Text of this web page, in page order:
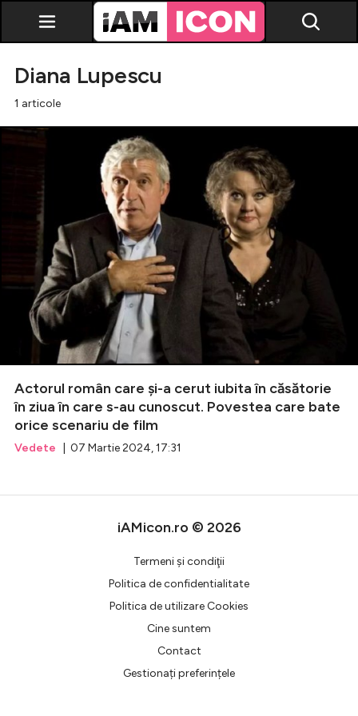
Vedete
Breaking news
Evenimente
Emisiuni TV
Horoscop
Lifestyle
Celebrități
Breaking News
Creează cont
Diana Lupescu
1 articole
Actorul român care și-a cerut iubita în căsătorie
în ziua în care s-au cunoscut. Povestea care bate
orice scenariu de film
Vedete | 07 Martie 2024, 17:31
iAMicon.ro © 2026
Termeni şi condiţii
Politica de confidentialitate
Politica de utilizare Cookies
Cine suntem
Contact
Gestionați preferințele